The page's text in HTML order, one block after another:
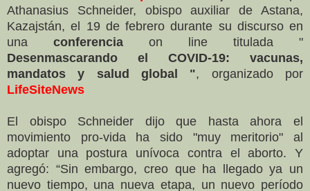
Athanasius Schneider, obispo auxiliar de Astana,
Kazajstán, el 19 de febrero durante su discurso en
una conferencia on line titulada "
Desenmascarando el COVID-19: vacunas,
mandatos y salud global ", organizado por
LifeSiteNews
El obispo Schneider dijo que hasta ahora el
movimiento pro-vida ha sido "muy meritorio" al
adoptar una postura unívoca contra el aborto. Y
agregó: “Sin embargo, creo que ha llegado ya un
nuevo tiempo, una nueva etapa, un nuevo período